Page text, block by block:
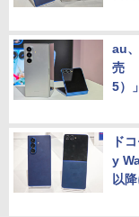
au
売
5）
ド
y
以